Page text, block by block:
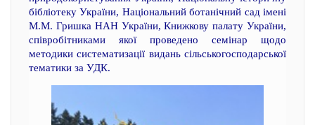
бібліотеку України, Національний ботанічний сад імені
М.М. Гришка НАН України, Книжкову палату України,
співробітниками якої проведено семінар щодо
методики систематизації видань сільськогосподарської
тематики за УДК.